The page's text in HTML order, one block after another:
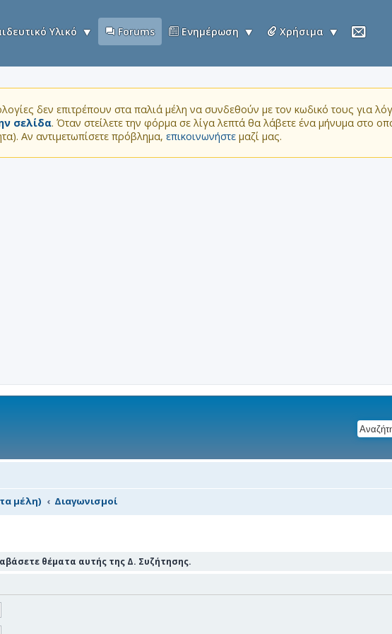
Υλικό Forums Ενημέρωση Χρήσιμα
δεν επιτρέπουν στα παλιά μέλη να συνδεθούν με τον κωδικό τους για
σελίδα. Όταν στείλετε την φόρμα σε λίγα λεπτά θα λάβετε ένα μήνυμα στο
Αν αντιμετωπίσετε πρόβλημα, επικοινωνήστε μαζί μας.
μέλη) Διαγωνισμοί
θέματα αυτής της Δ. Συζήτησης.